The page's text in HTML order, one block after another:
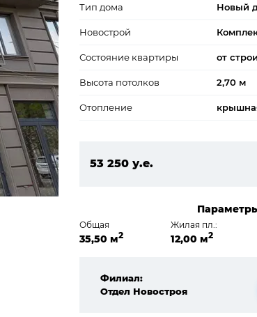
Тип дома Новый
Новострой
Состояние квартиры от
Высота потолков 2,70 м
Отопление
53 250 у.е.
Общая
35,50 м2
Жилая пл.:
12,00 м2
Филиал:
Отдел Новостроя